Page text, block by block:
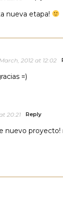
nueva etapa!
2012 at 12:02
=)
20:21 Reply
nuevo